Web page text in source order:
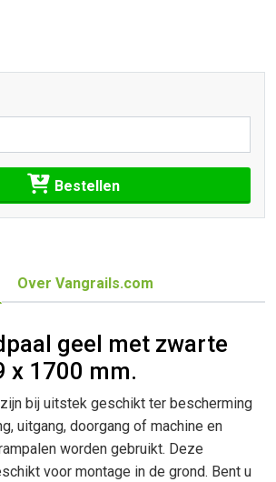
Bestellen
Over Vangrails.com
geel met zwarte
x 1700 mm.
bij uitstek geschikt ter bescherming
uitgang, doorgang of machine en
worden gebruikt. Deze
voor montage in de grond. Bent u